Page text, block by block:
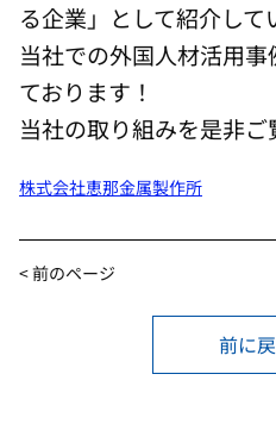
る企業」として紹介して
当社での外国人材活用
ております！
当社の取り組みを是非ご
株式会社恵那金属製作所
< 前のページ
前に